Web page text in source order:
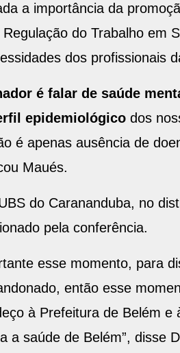
a importância da
do Trabalho em
dos profissionais
é falar de saúde
epidemiológicodos
é apenas ausência de
Maués.
do Carananduba, no
pela conferência.
esse momento, para
então esse
à Prefeitura de Belém e
a saúde de Belém”, disse